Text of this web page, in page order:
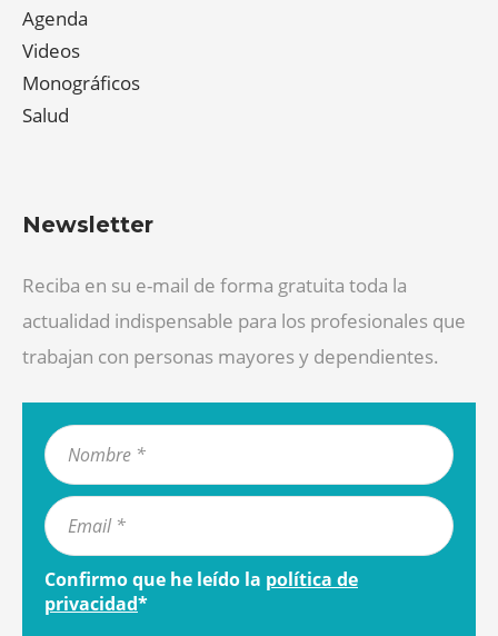
Agenda
Videos
Monográficos
Salud
Newsletter
Reciba en su e-mail de forma gratuita toda la
actualidad indispensable para los profesionales que
trabajan con personas mayores y dependientes.
Confirmo que he leído la política de
privacidad*